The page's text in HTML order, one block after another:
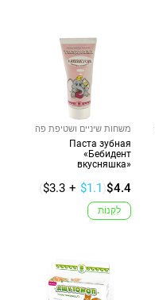
משחות שיניים ושטיפת פה
Паста зубная
«Бебидент
вкусняшка»
$4.4
($3.3 + $1.1 )
לִקְנוֹת